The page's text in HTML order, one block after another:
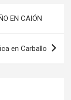
EN CAIÓN
en Carballo